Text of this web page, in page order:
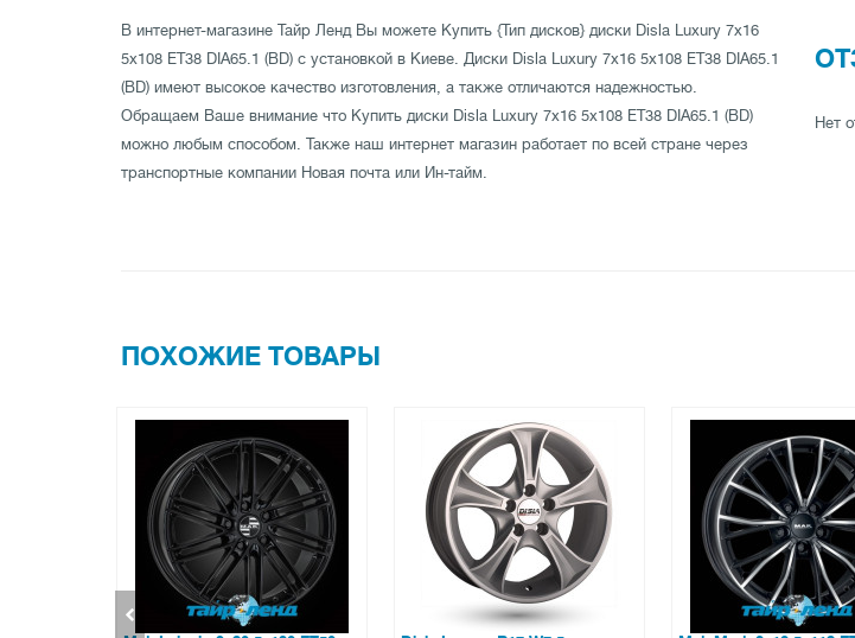
В интернет-магазине Тайр Ленд Вы можете Купить {Тип дисков} диски Disla Luxury 7x16
5x108 ET38 DIA65.1 (BD) с установкой в Киеве. Диски Disla Luxury 7x16 5x108 ET38 DIA65.1
(BD) имеют высокое качество изготовления, а также отличаются надежностью.
Обращаем Ваше внимание что Купить диски Disla Luxury 7x16 5x108 ET38 DIA65.1 (BD)
можно любым способом. Также наш интернет магазин работает по всей стране через
транспортные компании Новая почта или Ин-тайм.
Нет
ПОХОЖИЕ ТОВАРЫ